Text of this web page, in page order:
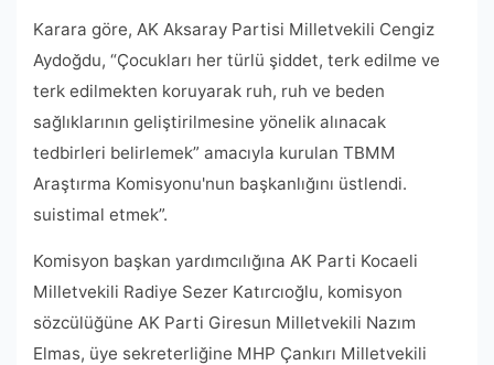
Karara göre, AK Aksaray Partisi Milletvekili Cengiz
Aydoğdu, “Çocukları her türlü şiddet, terk edilme ve
terk edilmekten koruyarak ruh, ruh ve beden
sağlıklarının geliştirilmesine yönelik alınacak
tedbirleri belirlemek” amacıyla kurulan TBMM
Araştırma Komisyonu'nun başkanlığını üstlendi.
suistimal etmek”.
Komisyon başkan yardımcılığına AK Parti Kocaeli
Milletvekili Radiye Sezer Katırcıoğlu, komisyon
sözcülüğüne AK Parti Giresun Milletvekili Nazım
Elmas, üye sekreterliğine MHP Çankırı Milletvekili